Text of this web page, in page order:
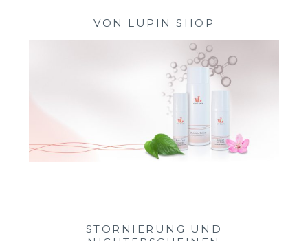
VON LUPIN SHOP
STORNIERUNG UND